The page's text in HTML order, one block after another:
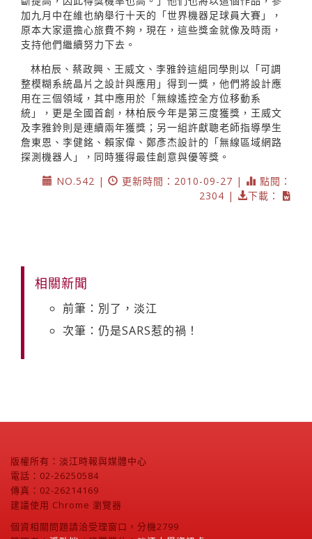
加九月中在維也納舉行十天的「世界機器足球員大賽」，
原本大家還擔心旅費不夠，現在，這些獎金就像及時雨，
支持他們繼續努力下去。
林柏辰、蔡政興、王威文、李雅鈴這組同學則以「可調
整模糊系統晶片之設計與應用」得到一獎，他們將設計應
用在三個領域，其中應用於「無線遙控全方位移動系
統」，更是全國首創，林柏辰今年是第三度獲獎，王威文
及李雅鈴則是連續兩年獲獎；另一組許獻聰老師指導學生
詹東恩、李健銘、賴家偉、鄭彥杰設計的「無線區域網路
探測機器人」，同時獲得最佳創意與優等獎。
NO.542 |
更新時間：2010-09-27 |
點閱：
2304 |
下載：
相關新聞
前筆：別了，淡江
次筆：仍是SARS惹的禍！
版權所有：淡江時報與媒體中心
電話：02-26250584
傳真：02-26214169
建議使用 Chrome 瀏覽器
個資相關問題請洽受理窗口，分機2799